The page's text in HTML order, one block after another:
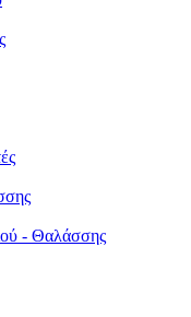
- Θαλάσσης